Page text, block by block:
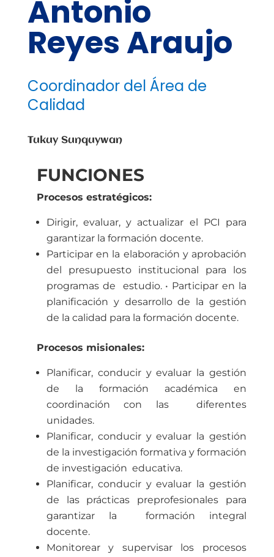
Antonio
Reyes Araujo
Coordinador del Área de
Calidad
Tukuy Sunquywan
FUNCIONES
Procesos estratégicos:
Dirigir, evaluar, y actualizar el PCI para
garantizar la formación docente.
Participar en la elaboración y aprobación
del presupuesto institucional para los
programas de estudio. • Participar en la
planificación y desarrollo de la gestión
de la calidad para la formación docente.
Procesos misionales:
Planificar, conducir y evaluar la gestión
de la formación académica en
coordinación con las diferentes
unidades.
Planificar, conducir y evaluar la gestión
de la investigación formativa y formación
de investigación educativa.
Planificar, conducir y evaluar la gestión
de las prácticas preprofesionales para
garantizar la formación integral
docente.
Monitorear y supervisar los procesos